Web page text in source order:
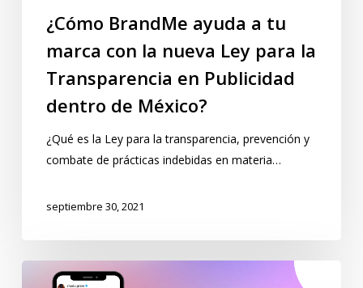
¿Cómo BrandMe ayuda a tu
marca con la nueva Ley para la
Transparencia en Publicidad
dentro de México?
¿Qué es la Ley para la transparencia, prevención y
combate de prácticas indebidas en materia…
septiembre 30, 2021